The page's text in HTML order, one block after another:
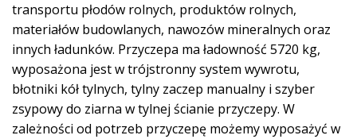
transportu płodów rolnych, produktów rolnych,
materiałów budowlanych, nawozów mineralnych oraz
innych ładunków. Przyczepa ma ładowność 5720 kg,
wyposażona jest w trójstronny system wywrotu,
błotniki kół tylnych, tylny zaczep manualny i szyber
zsypowy do ziarna w tylnej ścianie przyczepy. W
zależności od potrzeb przyczepę możemy wyposażyć w